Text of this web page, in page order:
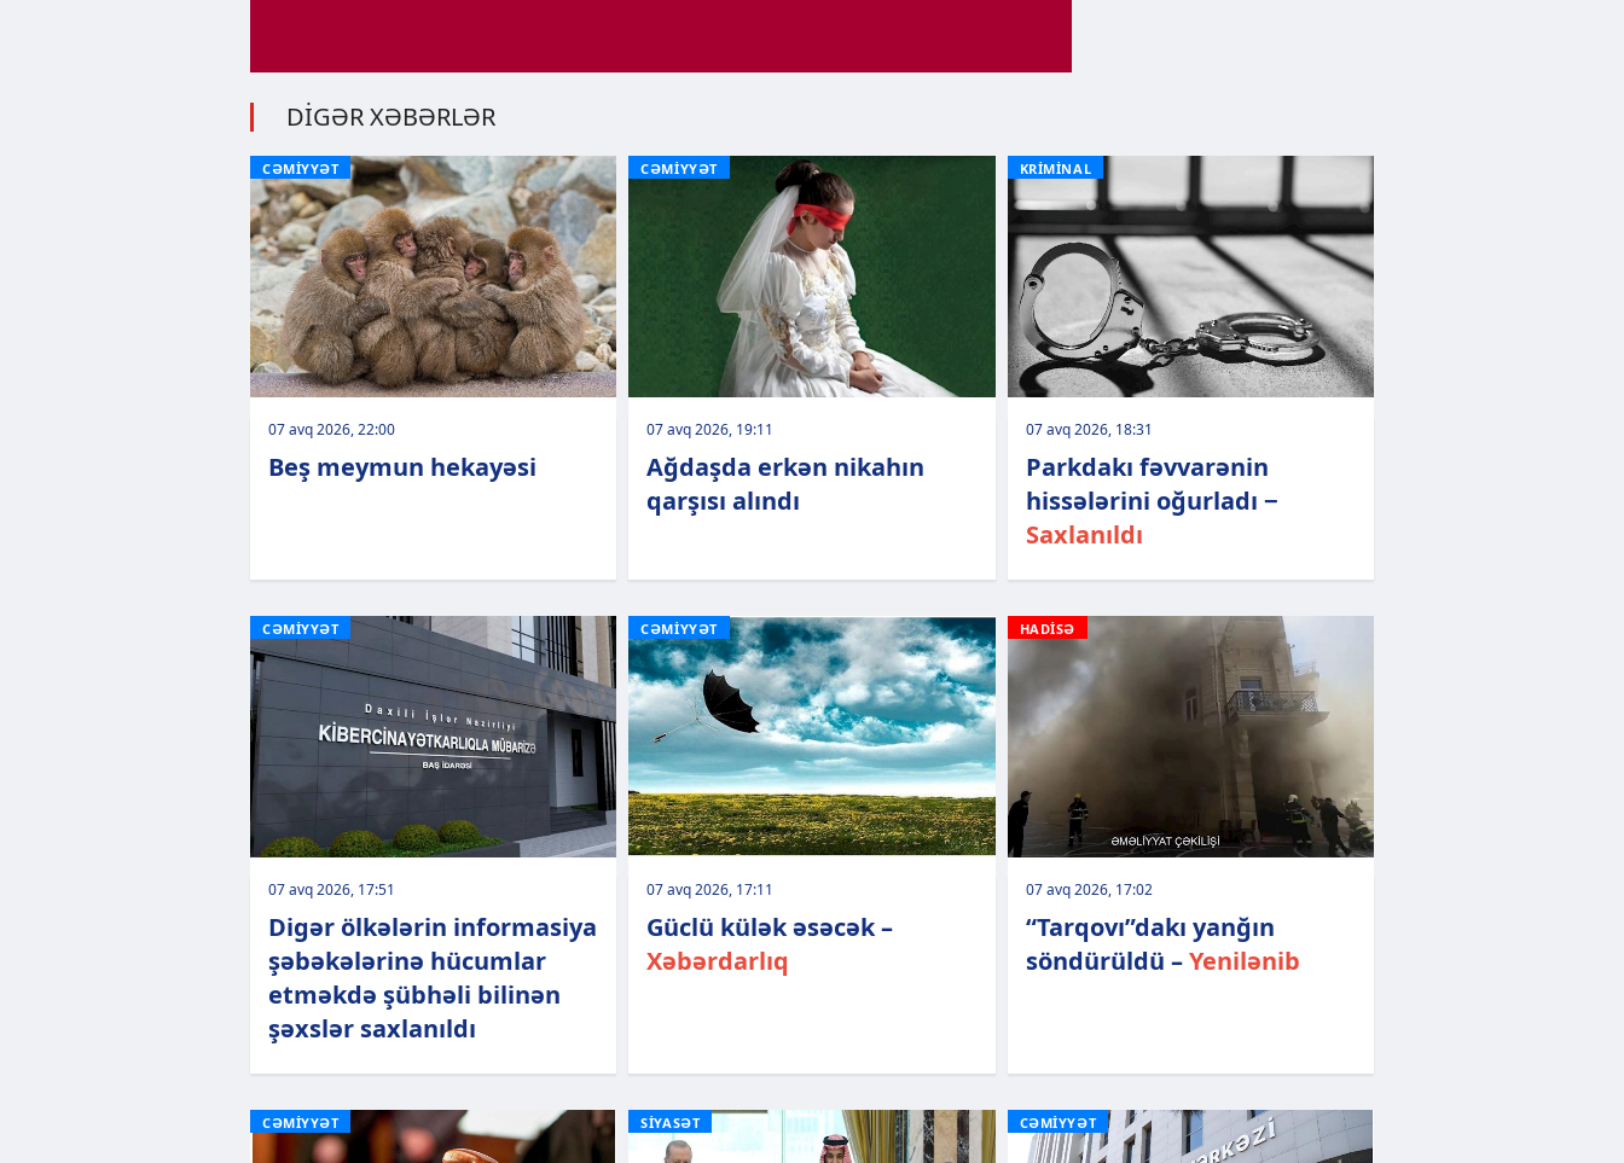
DİGƏR XƏBƏRLƏR
CƏMİYYƏT
07 avq 2026, 22:00
Beş meymun hekayəsi
CƏMİYYƏT
07 avq 2026, 19:11
Ağdaşda erkən nikahın
qarşısı alındı
KRİMİNAL
07 avq 2026, 18:31
Parkdakı fəvvarənin
hissələrini oğurladı −
Saxlanıldı
CƏMİYYƏT
07 avq 2026, 17:51
Digər ölkələrin informasiya
şəbəkələrinə hücumlar
etməkdə şübhəli bilinən
şəxslər saxlanıldı
CƏMİYYƏT
07 avq 2026, 17:11
Güclü külək əsəcək –
Xəbərdarlıq
HADİSƏ
07 avq 2026, 17:02
“Tarqovı”dakı yanğın
söndürüldü –Yenilənib
CƏMİYYƏT SİYASƏT CƏMİYYƏT